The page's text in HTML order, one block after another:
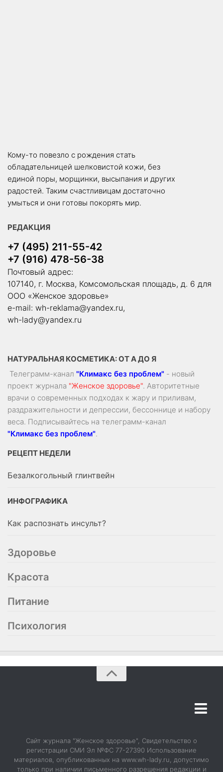
Кому-то повезло с рождения стать
обладательницей шелковистой кожи, без
единой поры, морщинки, высыпания и других
радостей. Таким счастливицам достаточно
умыться и они готовы покорять мир.
РЕДАКЦИЯ
+7 (495) 211-55-42
+7 (916) 478-56-38
Почтовый адрес:
107140, г. Москва, Комсомольская площадь, д. 6 для
ООО «Женское здоровье»
e-mail: wh-reklama@yandex.ru,
wh-lady@yandex.ru
НАТУРАЛЬНАЯ КОСМЕТИКА: ОТ А ДО Я
Телеграмм-канал "Климакс без проблем" - новый
проект журнала "Женское здоровье". Авторитетные
врачи о современных подходах к жару и приливам,
раздражительности и депрессии, бессоннице и набору
веса. Подписывайтесь на телеграмм-канал
"Климакс без проблем".
РЕЦЕПТ НЕДЕЛИ
Безалкогольный глинтвейн
ИНФОГРАФИКА
Как распознать инсульт?
Здоровье
Красота
Питание
Психология
История в обложках
Подписка
Сайт журнала "Женское здоровье", Свидетельство о
регистрации СМИ Эл №ФС 77-27390 Использование
материалов, опубликованных на www.wh-lady.ru, допустимо
только при наличии письменного разрешения редакции и